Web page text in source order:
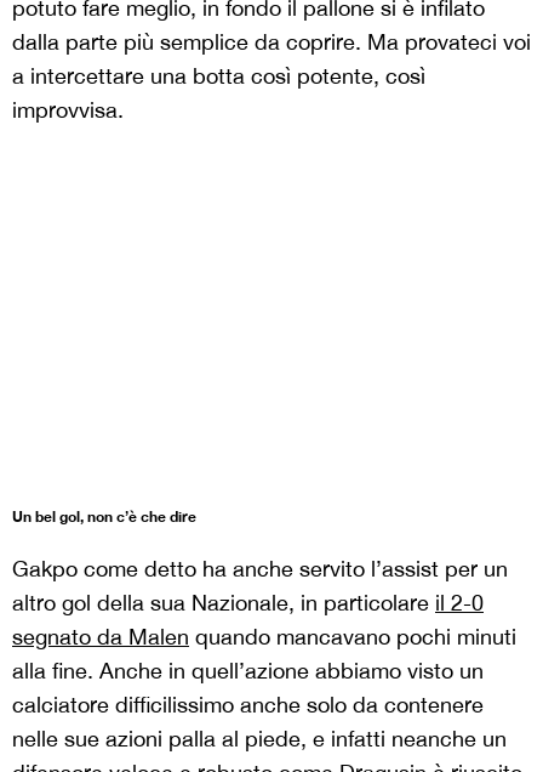
potuto fare meglio, in fondo il pallone si è infilato
dalla parte più semplice da coprire. Ma provateci voi
a intercettare una botta così potente, così
improvvisa.
Un bel gol, non c’è che dire
Gakpo come detto ha anche servito l’assist per un
altro gol della sua Nazionale, in particolare il 2-0
segnato da Malen quando mancavano pochi minuti
alla fine. Anche in quell’azione abbiamo visto un
calciatore difficilissimo anche solo da contenere
nelle sue azioni palla al piede, e infatti neanche un